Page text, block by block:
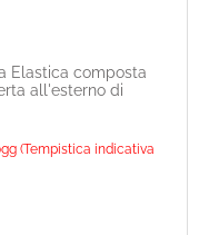
Elastica composta
all'esterno di
(Tempistica indicativa